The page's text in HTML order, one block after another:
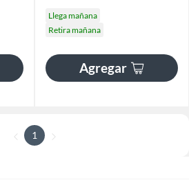
Llega mañana
Retira mañana
Agregar
1